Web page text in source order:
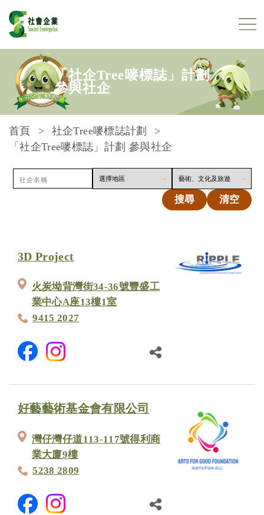
跳到內容
「社企Tree嘜標誌」計劃
參與社企
首頁
社企Tree嘜標誌計劃
「社企Tree嘜標誌」計劃 參與社企
搜尋 清空
3D Project
火炭坳背灣街34-36號豐盛工
業中心A座13樓1室
9415 2027
好藝藝術基金會有限公司
灣仔灣仔道113-117號得利商
業大廈9樓
5238 2809